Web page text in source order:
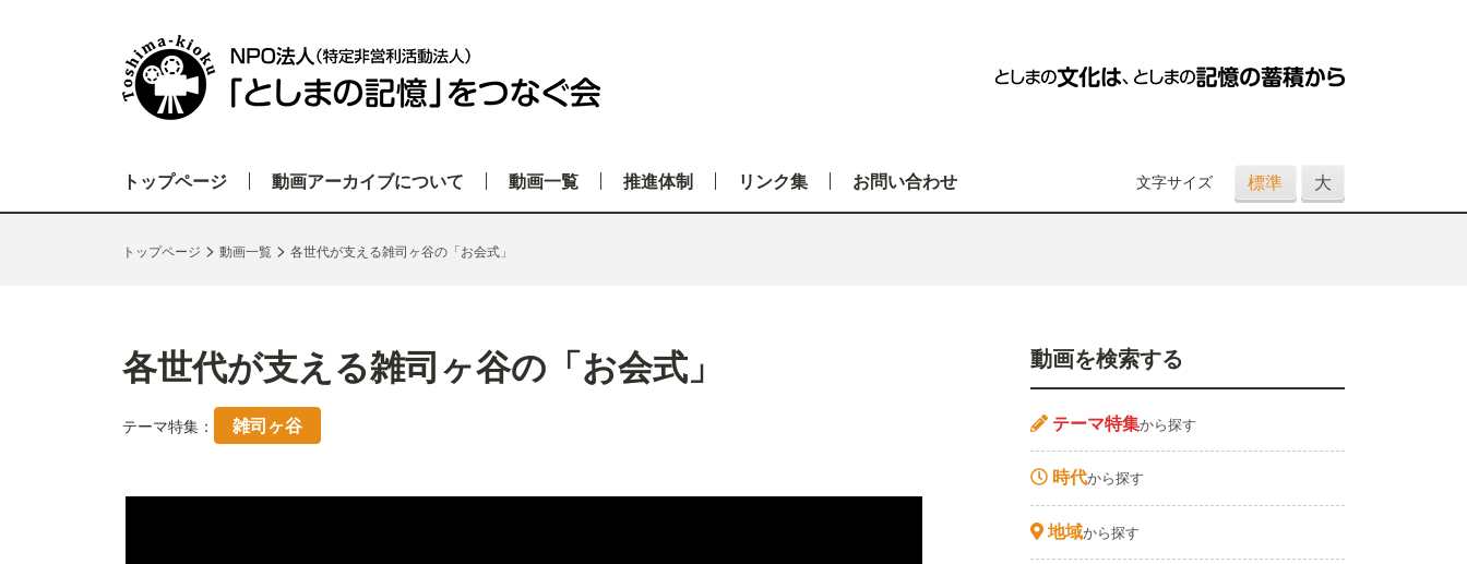
トップページ 動画アーカイブについて 動画一覧 推進体制 リンク集 お問い合わせ 文字サイズ 標準 大
トップページ > 動画一覧 > 各世代が支える雑司ヶ谷の「お会式」
各世代が支える雑司ヶ谷の「お会式」
テーマ特集： 雑司ヶ谷
動画を検索する
テーマ特集から探す
時代から探す
地域から探す